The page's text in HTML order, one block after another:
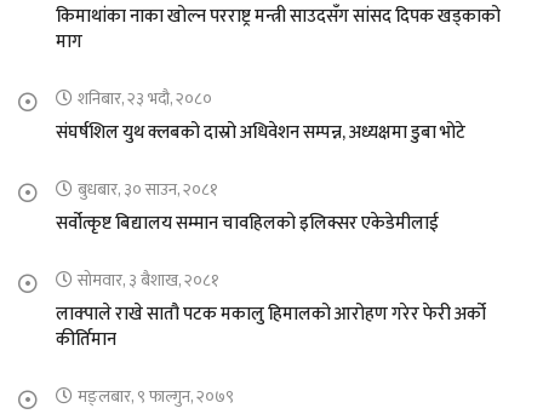
किमाथांका नाका खोल्न परराष्ट्र मन्त्री साउदसँग सांसद दिपक खड्काको
माग
शनिबार, २३ भदौ, २०८०
संघर्षशिल युथ क्लबको दास्रो अधिवेशन सम्पन्न, अध्यक्षमा डुबा भोटे
बुधबार, ३० साउन, २०८१
सर्वोत्कृष्ट बिद्यालय सम्मान चावहिलको इलिक्सर एकेडेमीलाई
सोमवार, ३ बैशाख, २०८१
लाक्पाले राखे सातौ पटक मकालु हिमालको आरोहण गरेर फेरी अर्को
कीर्तिमान
मङ्लबार, ९ फाल्गुन, २०७९